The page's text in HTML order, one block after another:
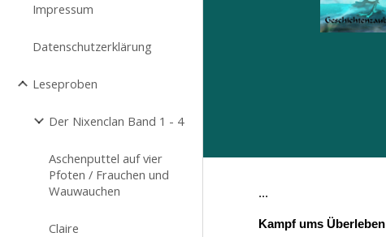
Impressum
Datenschutzerklärung
Leseproben
Der Nixenclan Band 1 - 4
Aschenputtel auf vier
Pfoten / Frauchen und
Wauwauchen
Claire
...
Kampf ums Überleben